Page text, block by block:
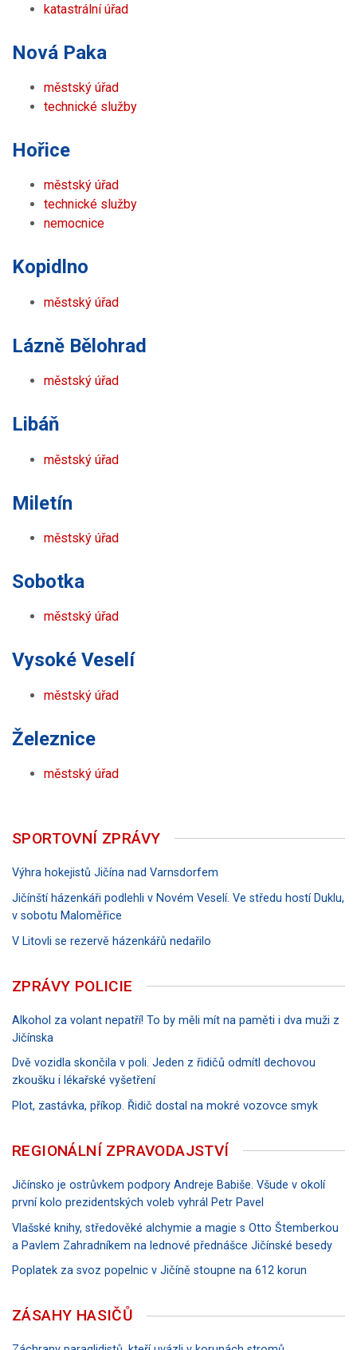
katastrální úřad
Nová Paka
městský úřad
technické služby
Hořice
městský úřad
technické služby
nemocnice
Kopidlno
městský úřad
Lázně Bělohrad
městský úřad
Libáň
městský úřad
Miletín
městský úřad
Sobotka
městský úřad
Vysoké Veselí
městský úřad
Železnice
městský úřad
SPORTOVNÍ ZPRÁVY
Výhra hokejistů Jičína nad Varnsdorfem
Jičínští házenkáři podlehli v Novém Veselí. Ve středu hostí Duklu,
v sobotu Maloměřice
V Litovli se rezervě házenkářů nedařilo
ZPRÁVY POLICIE
Alkohol za volant nepatří! To by měli mít na paměti i dva muži z
Jičínska
Dvě vozidla skončila v poli. Jeden z řidičů odmítl dechovou
zkoušku i lékařské vyšetření
Plot, zastávka, příkop. Řidič dostal na mokré vozovce smyk
REGIONÁLNÍ ZPRAVODAJSTVÍ
Jičínsko je ostrůvkem podpory Andreje Babiše. Všude v okolí
první kolo prezidentských voleb vyhrál Petr Pavel
Vlašské knihy, středověké alchymie a magie s Otto Štemberkou
a Pavlem Zahradníkem na lednové přednášce Jičínské besedy
Poplatek za svoz popelnic v Jičíně stoupne na 612 korun
ZÁSAHY HASIČŮ